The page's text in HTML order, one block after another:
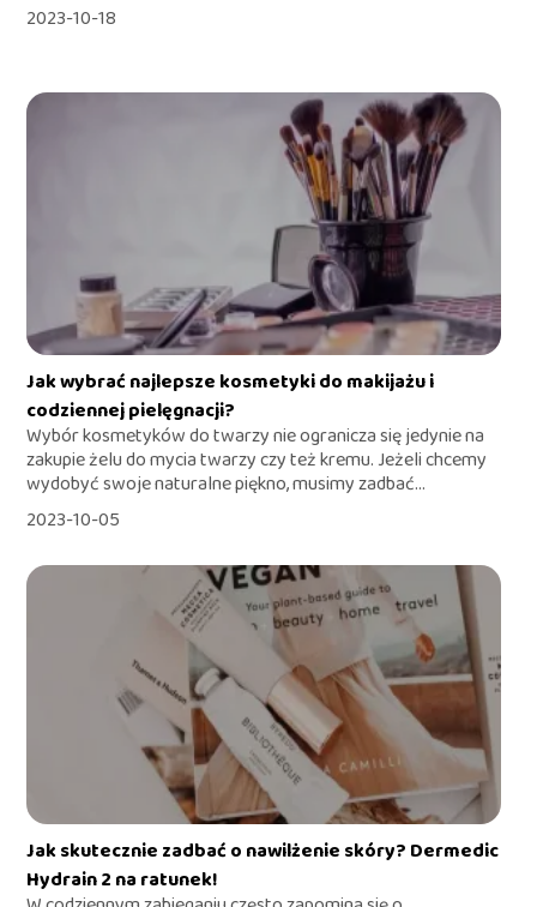
2023-10-18
Jak wybrać najlepsze kosmetyki do makijażu i
codziennej pielęgnacji?
Wybór kosmetyków do twarzy nie ogranicza się jedynie na
zakupie żelu do mycia twarzy czy też kremu. Jeżeli chcemy
wydobyć swoje naturalne piękno, musimy zadbać...
2023-10-05
Jak skutecznie zadbać o nawilżenie skóry? Dermedic
Hydrain 2 na ratunek!